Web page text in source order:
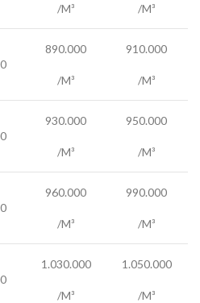
/M³ /M³
890.000
/M³
910.000
/M³
930.000
/M³
950.000
/M³
960.000
/M³
990.000
/M³
1.030.000
/M³
1.050.000
/M³